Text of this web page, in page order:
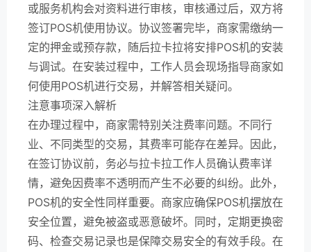
或服务机构会对资料进行审核，审核通过后，双方将
签订POS机使用协议。协议签署完毕，商家需缴纳一
定的押金或预存款，随后拉卡拉将安排POS机的安装
与调试。在安装过程中，工作人员会现场指导商家如
何使用POS机进行交易，并解答相关疑问。
注意事项深入解析
在办理过程中，商家需特别关注费率问题。不同行
业、不同类型的交易，其费率可能存在差异。因此，
在签订协议前，务必与拉卡拉工作人员确认费率详
情，避免因费率不透明而产生不必要的纠纷。此外，
POS机的安全性同样重要。商家应确保POS机摆放在
安全位置，避免被盗或恶意破坏。同时，定期更换密
码、检查交易记录也是保障交易安全的有效手段。在